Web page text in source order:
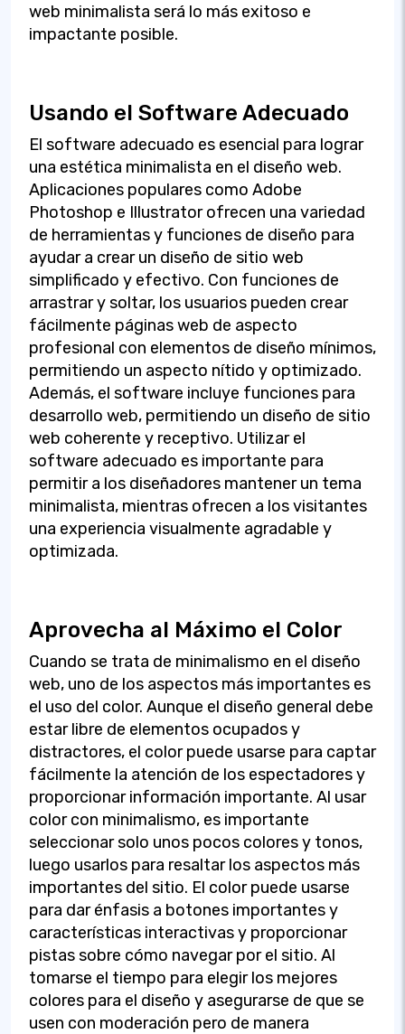
web minimalista será lo más exitoso e
impactante posible.
Usando el Software Adecuado
El software adecuado es esencial para lograr
una estética minimalista en el diseño web.
Aplicaciones populares como Adobe
Photoshop e Illustrator ofrecen una variedad
de herramientas y funciones de diseño para
ayudar a crear un diseño de sitio web
simplificado y efectivo. Con funciones de
arrastrar y soltar, los usuarios pueden crear
fácilmente páginas web de aspecto
profesional con elementos de diseño mínimos,
permitiendo un aspecto nítido y optimizado.
Además, el software incluye funciones para
desarrollo web, permitiendo un diseño de sitio
web coherente y receptivo. Utilizar el
software adecuado es importante para
permitir a los diseñadores mantener un tema
minimalista, mientras ofrecen a los visitantes
una experiencia visualmente agradable y
optimizada.
Aprovecha al Máximo el Color
Cuando se trata de minimalismo en el diseño
web, uno de los aspectos más importantes es
el uso del color. Aunque el diseño general debe
estar libre de elementos ocupados y
distractores, el color puede usarse para captar
fácilmente la atención de los espectadores y
proporcionar información importante. Al usar
color con minimalismo, es importante
seleccionar solo unos pocos colores y tonos,
luego usarlos para resaltar los aspectos más
importantes del sitio. El color puede usarse
para dar énfasis a botones importantes y
características interactivas y proporcionar
pistas sobre cómo navegar por el sitio. Al
tomarse el tiempo para elegir los mejores
colores para el diseño y asegurarse de que se
usen con moderación pero de manera